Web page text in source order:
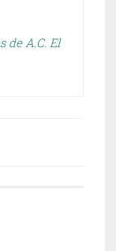
de A.C. El